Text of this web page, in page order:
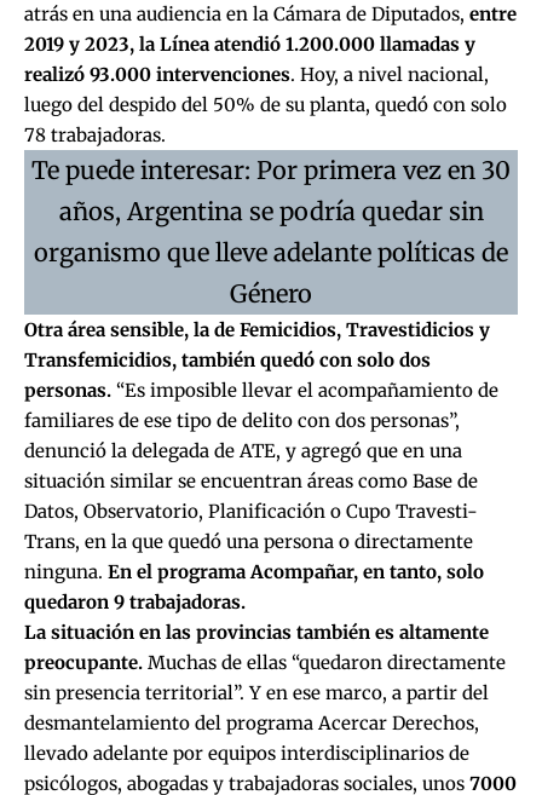
atrás en una audiencia en la Cámara de Diputados, entre
2019 y 2023, la Línea atendió 1.200.000 llamadas y
realizó 93.000 intervenciones. Hoy, a nivel nacional,
luego del despido del 50% de su planta, quedó con solo
78 trabajadoras.
Te puede interesar: Por primera vez en 30
años, Argentina se podría quedar sin
organismo que lleve adelante políticas de
Género
Otra área sensible, la de Femicidios, Travestidicios y
Transfemicidios, también quedó con solo dos
personas. “Es imposible llevar el acompañamiento de
familiares de ese tipo de delito con dos personas”,
denunció la delegada de ATE, y agregó que en una
situación similar se encuentran áreas como Base de
Datos, Observatorio, Planificación o Cupo Travesti-
Trans, en la que quedó una persona o directamente
ninguna. En el programa Acompañar, en tanto, solo
quedaron 9 trabajadoras.
La situación en las provincias también es altamente
preocupante. Muchas de ellas “quedaron directamente
sin presencia territorial”. Y en ese marco, a partir del
desmantelamiento del programa Acercar Derechos,
llevado adelante por equipos interdisciplinarios de
psicólogos, abogadas y trabajadoras sociales, unos 7000